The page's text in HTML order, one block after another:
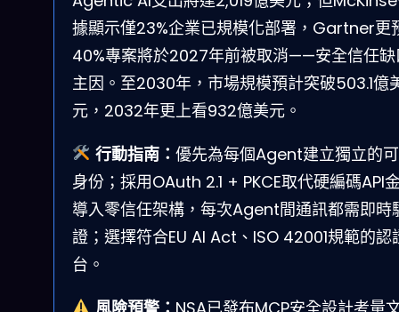
據顯示僅23%企業已規模化部署，Gartner更
40%專案將於2027年前被取消——安全信任缺
主因。至2030年，市場規模預計突破503.1億
元，2032年更上看932億美元。
行動指南： 優先為每個Agent建立獨立的
身份；採用OAuth 2.1 + PKCE取代硬編碼API
導入零信任架構，每次Agent間通訊都需即時
證；選擇符合EU AI Act、ISO 42001規範的認
台。